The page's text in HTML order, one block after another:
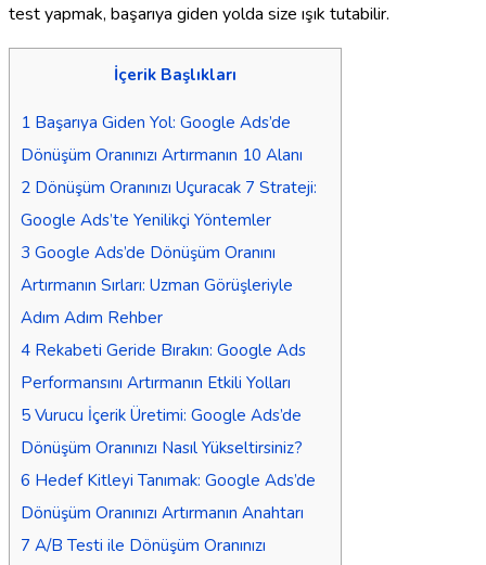
test yapmak, başarıya giden yolda size ışık tutabilir.
İçerik Başlıkları
1 Başarıya Giden Yol: Google Ads’de
Dönüşüm Oranınızı Artırmanın 10 Alanı
2 Dönüşüm Oranınızı Uçuracak 7 Strateji:
Google Ads’te Yenilikçi Yöntemler
3 Google Ads’de Dönüşüm Oranını
Artırmanın Sırları: Uzman Görüşleriyle
Adım Adım Rehber
4 Rekabeti Geride Bırakın: Google Ads
Performansını Artırmanın Etkili Yolları
5 Vurucu İçerik Üretimi: Google Ads’de
Dönüşüm Oranınızı Nasıl Yükseltirsiniz?
6 Hedef Kitleyi Tanımak: Google Ads’de
Dönüşüm Oranınızı Artırmanın Anahtarı
7 A/B Testi ile Dönüşüm Oranınızı